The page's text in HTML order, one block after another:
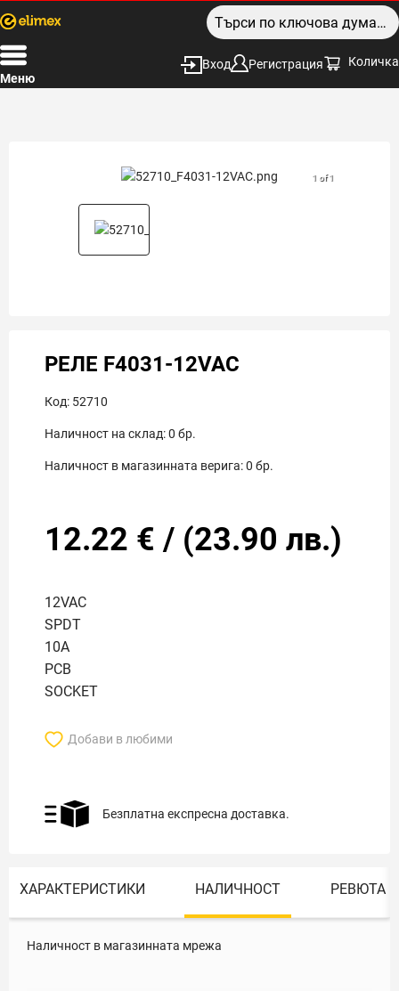
Меню
Вход Регистрация Количка
1 of 1
РЕЛЕ F4031-12VAC
Код: 52710
Наличност на склад:0 бр.
Наличност в магазинната верига:0 бр.
12.22 € / (23.90 лв.)
12VAC
SPDT
10A
PCB
SOCKET
Добави в любими
Безплатна експресна доставка.
ХАРАКТЕРИСТИКИ НАЛИЧНОСТ РЕВЮТА
Наличност в магазинната мрежа